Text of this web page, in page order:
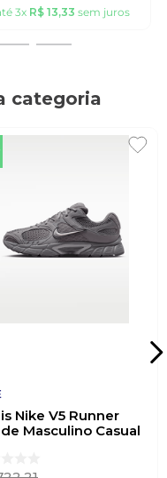
3x R$ 13,33 sem juros
categoria
Nike V5 Runner
Masculino Casual